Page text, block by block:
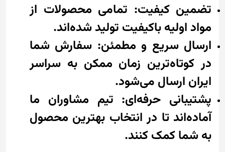
تضمین کیفیت: تمامی محصولات از
مواد اولیه باکیفیت تولید شده‌اند.
ارسال سریع و مطمئن: سفارش شما
در کوتاه‌ترین زمان ممکن به سراسر
ایران ارسال می‌شود.
پشتیبانی حرفه‌ای: تیم مشاوران ما
آماده‌اند تا در انتخاب بهترین محصول
به شما کمک کنند.